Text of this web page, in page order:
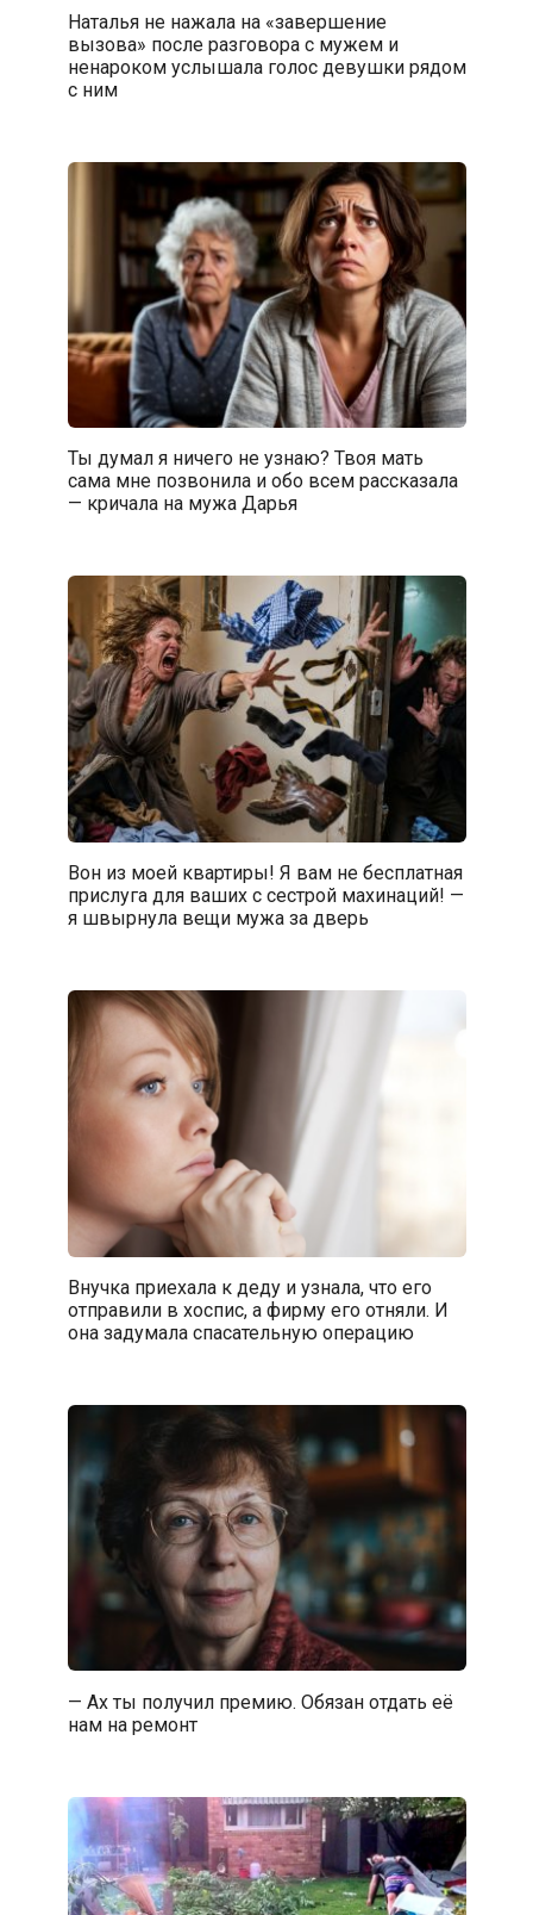
Наталья не нажала на «завершение
вызова» послe разговора с мужем и
ненароком услышала голос девушки рядом
с ним
Ты думал я ничего не узнаю? Твоя мать
сама мне позвонила и обо всем рассказала
— кричала на мужа Дарья
Вон из моей квартиры! Я вам не бесплатная
прислуга для ваших с сестрой махинаций! —
я швырнула вещи мужа за дверь
Внучка приехала к деду и узнала, что его
отправили в хоспис, а фирму его отняли. И
она задумала спасательную операцию
— Ах ты получил премию. Обязан отдать её
нам на ремонт